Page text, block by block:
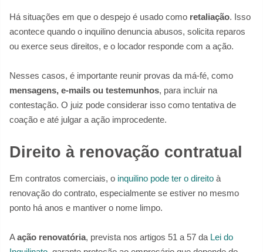
Há situações em que o despejo é usado como retaliação. Isso
acontece quando o inquilino denuncia abusos, solicita reparos
ou exerce seus direitos, e o locador responde com a ação.
Nesses casos, é importante reunir provas da má-fé, como
mensagens, e-mails ou testemunhos, para incluir na
contestação. O juiz pode considerar isso como tentativa de
coação e até julgar a ação improcedente.
Direito à renovação contratual
Em contratos comerciais, o inquilino pode ter o direito à
renovação do contrato, especialmente se estiver no mesmo
ponto há anos e mantiver o nome limpo.
Aação renovatória, prevista nos artigos 51 a 57 da Lei do